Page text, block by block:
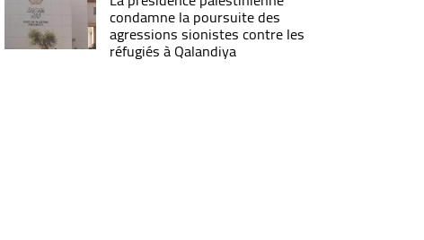
condamne la poursuite des
agressions sionistes contre les
réfugiés à Qalandiya